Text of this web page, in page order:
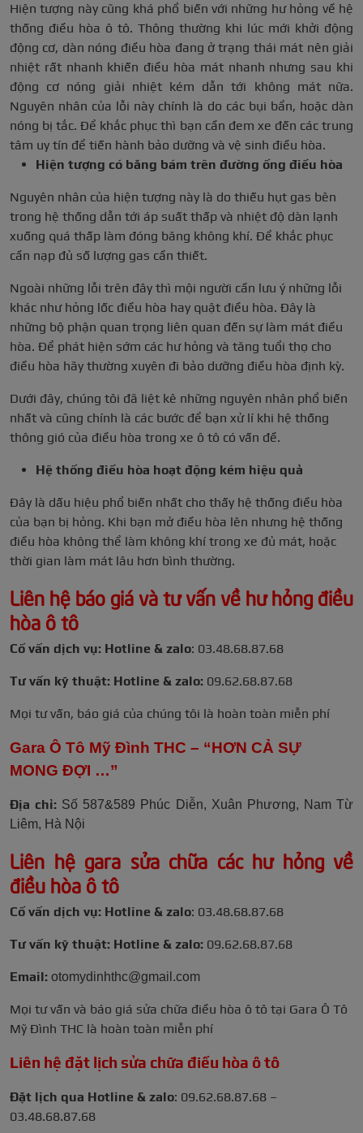
Hiện tượng này cũng khá phổ biến với những hư hỏng về hệ
thống điều hòa ô tô. Thông thường khi lúc mới khởi động
động cơ, dàn nóng điều hòa đang ở trạng thái mát nên giải
nhiệt rất nhanh khiến điều hòa mát nhanh nhưng sau khi
động cơ nóng giải nhiệt kém dẫn tới không mát nữa.
Nguyên nhân của lỗi này chính là do các bụi bẩn, hoặc dàn
nóng bị tắc. Để khắc phục thì bạn cần đem xe đến các trung
tâm uy tín để tiến hành bảo dưỡng và vệ sinh điều hòa.
Hiện tượng có băng bám trên đường ống điều hòa
Nguyên nhân của hiện tượng này là do thiếu hụt gas bên
trong hệ thống dẫn tới áp suất thấp và nhiệt độ dàn lạnh
xuống quá thấp làm đóng băng không khí. Để khắc phục
cần nạp đủ số lượng gas cần thiết.
Ngoài những lỗi trên đây thì mội người cần lưu ý những lỗi
khác như hỏng lốc điều hòa hay quật điều hòa. Đây là
những bộ phận quan trọng liên quan đến sự làm mát điều
hòa. Để phát hiện sớm các hư hỏng và tăng tuổi thọ cho
điều hòa hãy thường xuyên đi bảo dưỡng điều hòa định kỳ.
Dưới đây, chúng tôi đã liệt kê những nguyên nhân phổ biến
nhất và cũng chính là các bước để bạn xử lí khi hệ thống
thông gió của điều hòa trong xe ô tô có vấn đề.
Hệ thống điều hòa hoạt động kém hiệu quả
Đây là dấu hiệu phổ biến nhất cho thấy hệ thống điều hòa
của bạn bị hỏng. Khi bạn mở điều hòa lên nhưng hệ thống
điều hòa không thể làm không khí trong xe đủ mát, hoặc
thời gian làm mát lâu hơn bình thường.
Liên hệ báo giá và tư vấn về hư hỏng điều
hòa ô tô
Cố vấn dịch vụ: Hotline & zalo: 03.48.68.87.68
Tư vấn kỹ thuật: Hotline & zalo: 09.62.68.87.68
Mọi tư vấn, báo giá của chúng tôi là hoàn toàn miễn phí
Gara Ô Tô Mỹ Đình THC – “HƠN CẢ SỰ
MONG ĐỢI …”
Địa chỉ: Số 587&589 Phúc Diễn, Xuân Phương, Nam Từ
Liêm, Hà Nội
Liên hệ gara sửa chữa các hư hỏng về
điều hòa ô tô
Cố vấn dịch vụ: Hotline & zalo: 03.48.68.87.68
Tư vấn kỹ thuật: Hotline & zalo: 09.62.68.87.68
Email: otomydinhthc@gmail.com
Mọi tư vấn và báo giá sửa chữa điều hòa ô tô tại Gara Ô Tô
Mỹ Đình THC là hoàn toàn miễn phí
Liên hệ đặt lịch sửa chữa điều hòa ô tô
Đặt lịch qua Hotline & zalo: 09.62.68.87.68 –
03.48.68.87.68